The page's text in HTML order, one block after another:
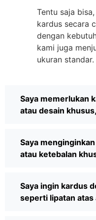
Tentu saja
kardus secara
dengan
kami juga
ukuran standar.
Saya memerlukan
atau desain
Saya
atau ketebalan
Saya ingin kardus
seperti lipatan atas